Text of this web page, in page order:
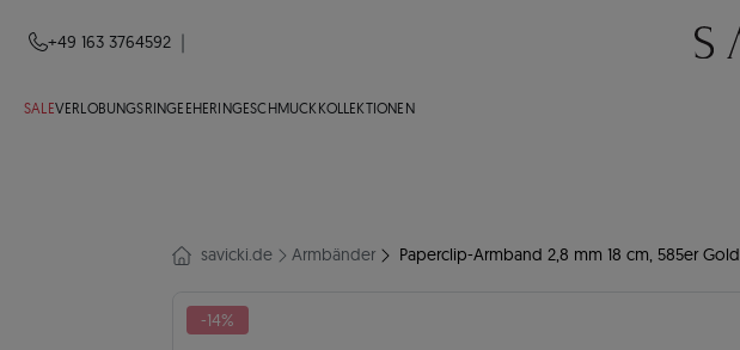
+49 163 3764592
SALEVERLOBUNGSRINGE EHERINGESCHMUCKKOLLEKTIONEN
savicki.de Armbänder Paperclip-Armband 2,8 mm 18 cm, 585er Gold
-14%